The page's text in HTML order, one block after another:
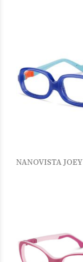
NANOVISTA JOEY